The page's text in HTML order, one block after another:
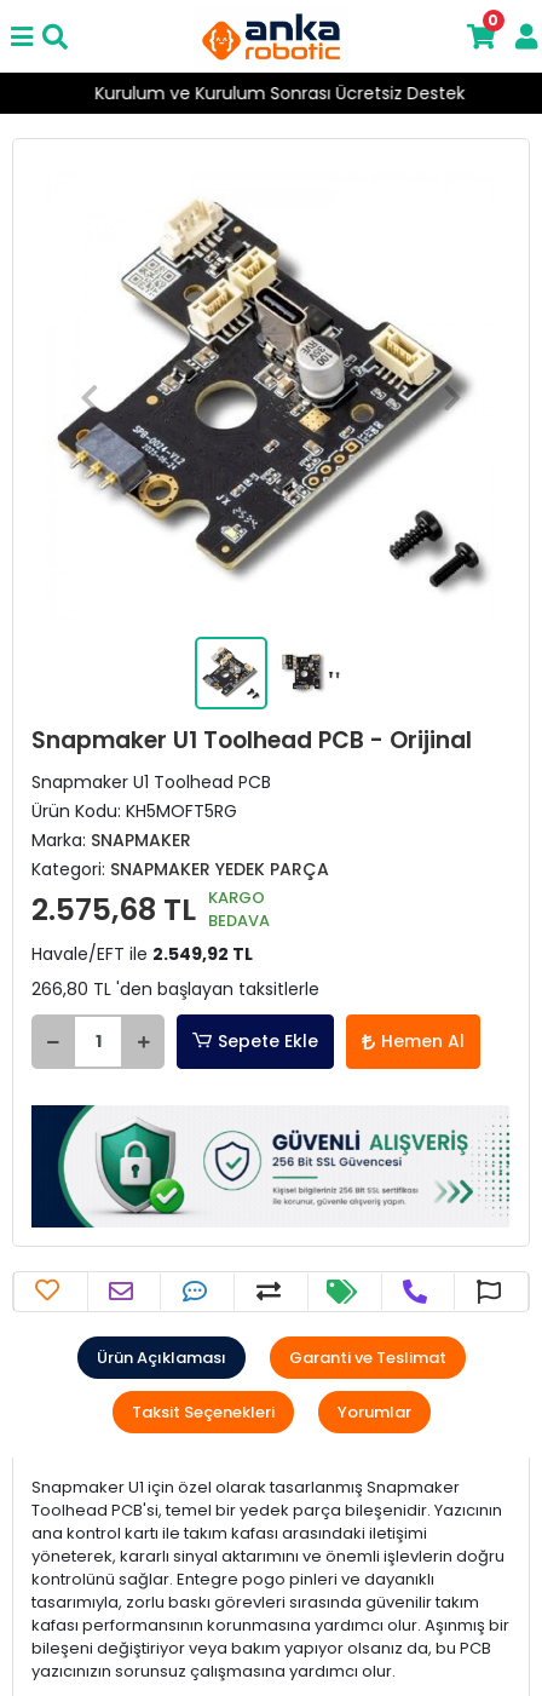
Kurulum ve Kurulum Sonrası Ücretsiz Destek
0
Snapmaker U1 Toolhead PCB - Orijinal
Snapmaker U1 Toolhead PCB
Ürün Kodu: KH5MOFT5RG
Marka: SNAPMAKER
Kategori: SNAPMAKER YEDEK PARÇA
2.575,68 TL KARGO
BEDAVA
Havale/EFT ile 2.549,92 TL
266,80 TL 'den başlayan taksitlerle
Sepete Ekle Hemen Al
Ürün Açıklaması Garanti ve Teslimat
Taksit Seçenekleri Yorumlar
Snapmaker U1 için özel olarak tasarlanmış Snapmaker
Toolhead PCB'si, temel bir yedek parça bileşenidir. Yazıcının
ana kontrol kartı ile takım kafası arasındaki iletişimi
yöneterek, kararlı sinyal aktarımını ve önemli işlevlerin doğru
kontrolünü sağlar. Entegre pogo pinleri ve dayanıklı
tasarımıyla, zorlu baskı görevleri sırasında güvenilir takım
kafası performansının korunmasına yardımcı olur. Aşınmış bir
bileşeni değiştiriyor veya bakım yapıyor olsanız da, bu PCB
yazıcınızın sorunsuz çalışmasına yardımcı olur.